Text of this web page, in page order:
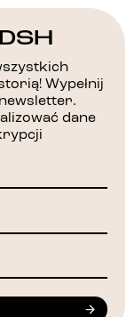
Wypełnij
dane